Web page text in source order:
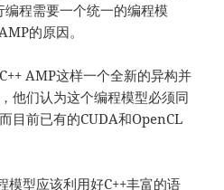
程需要一个统一的编程模
的原因。
AMP这样一个全新的异构并
他们认为这个编程模型必须同
目前已有的CUDA和OpenCL
模型应该利用好C++丰富的语